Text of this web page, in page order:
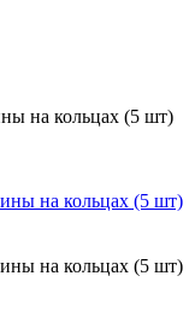
на кольцах (5 шт)